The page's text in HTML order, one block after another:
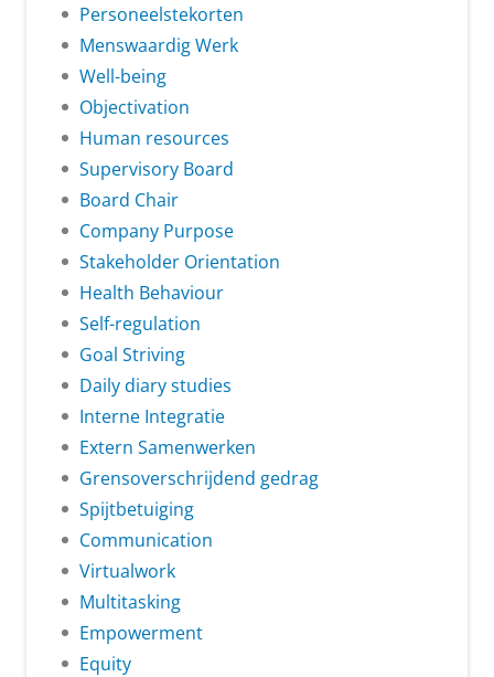
Personeelstekorten
Menswaardig Werk
Well-being
Objectivation
Human resources
Supervisory Board
Board Chair
Company Purpose
Stakeholder Orientation
Health Behaviour
Self-regulation
Goal Striving
Daily diary studies
Interne Integratie
Extern Samenwerken
Grensoverschrijdend gedrag
Spijtbetuiging
Communication
Virtualwork
Multitasking
Empowerment
Equity